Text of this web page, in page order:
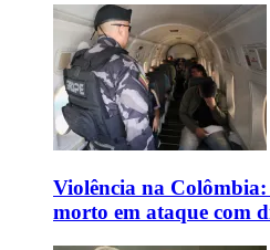
Violência na Colômbia:
morto em ataque com